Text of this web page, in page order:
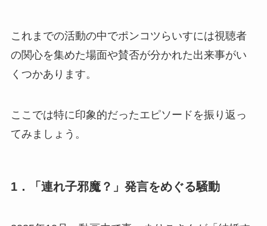
これまでの活動の中でポンコツらいすには視聴者
の関心を集めた場面や賛否が分かれた出来事がい
くつかあります。
ここでは特に印象的だったエピソードを振り返っ
てみましょう。
1．「連れ子邪魔？」発言をめぐる騒動